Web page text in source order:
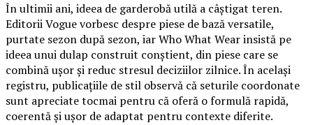
În ultimii ani, ideea de garderobă utilă a câștigat teren.
Editorii Vogue vorbesc despre piese de bază versatile,
purtate sezon după sezon, iar Who What Wear insistă pe
ideea unui dulap construit conștient, din piese care se
combină ușor și reduc stresul deciziilor zilnice. În același
registru, publicațiile de stil observă că seturile coordonate
sunt apreciate tocmai pentru că oferă o formulă rapidă,
coerentă și ușor de adaptat pentru contexte diferite.